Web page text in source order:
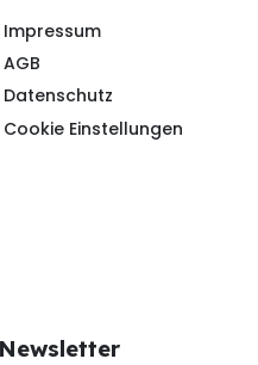
Impressum
AGB
Datenschutz
Cookie Einstellungen